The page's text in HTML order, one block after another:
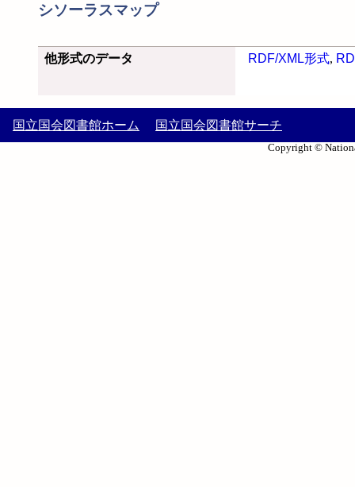
シソーラスマップ
他形式のデータ RDF/XML形式,
国立国会図書館ホーム 国立国会図書館サーチ
Copyright ©